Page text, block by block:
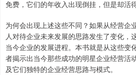
免费，它们的年收入出现倒挂，但是却活
为何会出现上述这些不同？如果从经营企
人对待企业未来发展的思路发生了变化，
当今企业的发展进程。本书就是从这些变
者揭示出当今那些成功的明星企业经营活
及它们独特的企业经营思路与模式。